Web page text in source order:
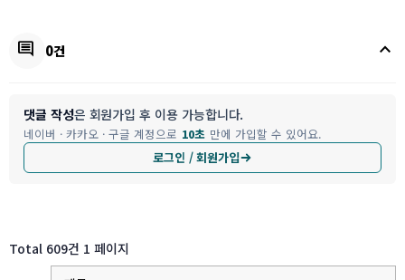
comment 0건 keyboard_arrow_up
댓글 작성은 회원가입 후 이용 가능합니다.
네이버 · 카카오 · 구글 계정으로 10초 만에 가입할 수 있어요.
로그인 / 회원가입
Total 609건 1 페이지